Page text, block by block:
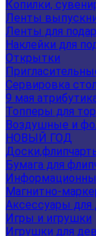
Копилки,
Ленты
Ленты для
Наклейки для
Открытки
Сервировка
9 мая
Топперы для
Воздушные и
НОВЫЙ ГОД
Бумага для
Магнитно-
Аксессуары для
Игры и игрушки
Игрушки для